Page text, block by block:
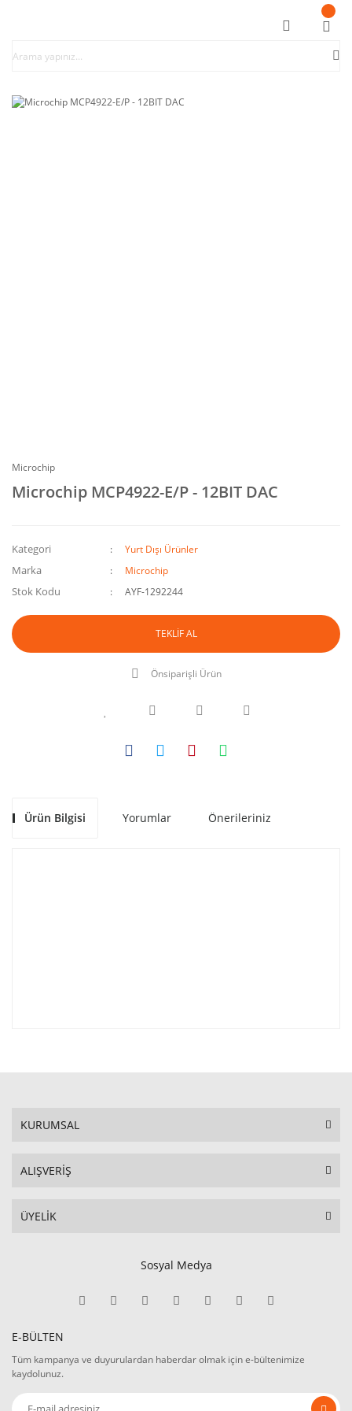
Microchip
Microchip MCP4922-E/P - 12BIT DAC
Kategori Yurt Dışı Ürünler
Marka Microchip
Stok Kodu AYF-1292244
TEKLİF AL
Önsiparişli Ürün
Ürün Bilgisi Yorumlar Önerileriniz
KURUMSAL
ALIŞVERİŞ
ÜYELİK
Sosyal Medya
E-BÜLTEN
Tüm kampanya ve duyurulardan haberdar olmak için e-bültenimize
kaydolunuz.